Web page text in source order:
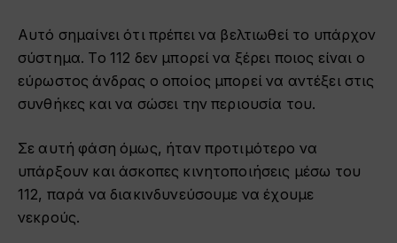
Αυτό σημαίνει ότι πρέπει να βελτιωθεί το υπάρχον
σύστημα. Το 112 δεν μπορεί να ξέρει ποιος είναι ο
εύρωστος άνδρας ο οποίος μπορεί να αντέξει στις
συνθήκες και να σώσει την περιουσία του.
Σε αυτή φάση όμως, ήταν προτιμότερο να
υπάρξουν και άσκοπες κινητοποιήσεις μέσω του
112, παρά να διακινδυνεύσουμε να έχουμε
νεκρούς.